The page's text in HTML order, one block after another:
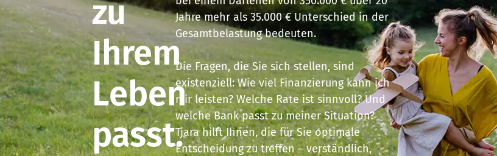
zu
Ihrem
Leben
passt.
Jahre mehr als 35.000 € Unterschied in der
Gesamtbelastung bedeuten.
Die Fragen, die Sie sich stellen, sind
existenziell: Wie viel Finanzierung kann ich
mir leisten? Welche Rate ist sinnvoll? Und
welche Bank passt zu meiner Situation?
Tjara hilft Ihnen, die für Sie optimale
Entscheidung zu treffen – verständlich,